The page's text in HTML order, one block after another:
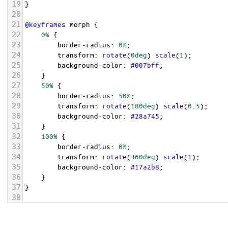
19 }
20
21 @keyframes morph {
22 0% {
23 border-radius: 0%;
24 transform: rotate(0deg) scale(1 );
25 background-color: #007bff;
26 }
27 50% {
28 border-radius: 50%;
29 transform: rotate(180deg) scale(0.5);
30 background-color: #28a745;
31 }
32 100% {
33 border-radius: 0%;
34 transform: rotate(360deg) scale(1 );
35 background-color: #17a2b8;
36 }
37 }
38